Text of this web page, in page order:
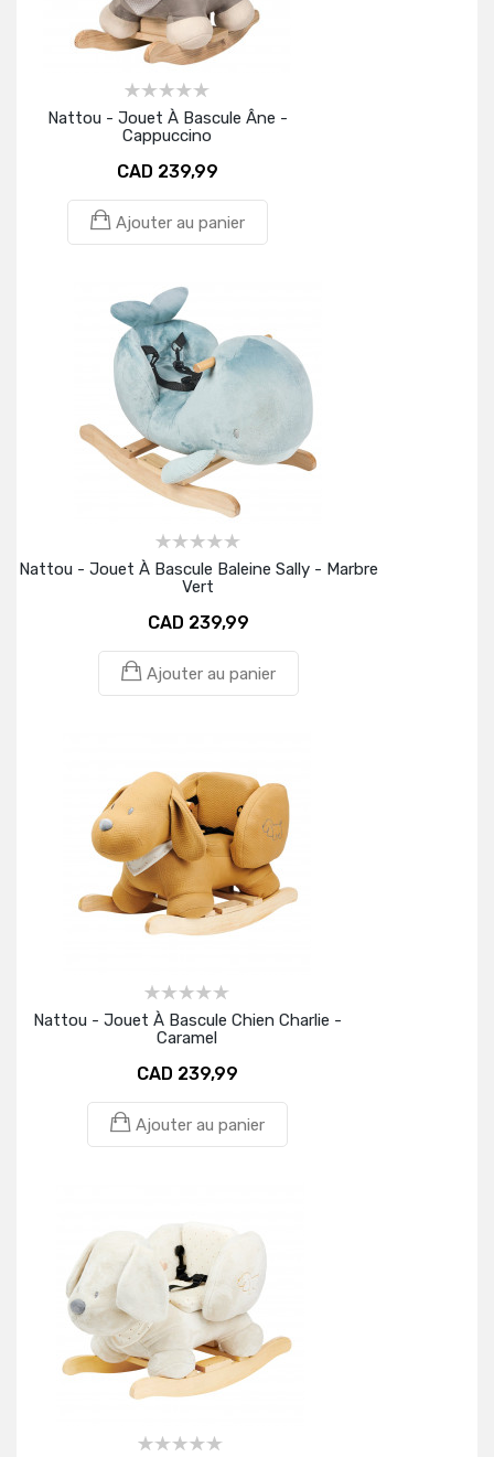
Nattou - Jouet À Bascule Âne -
Cappuccino
CAD 239,99
Ajouter au panier
Nattou - Jouet À Bascule Baleine Sally - Marbre
Vert
CAD 239,99
Ajouter au panier
Nattou - Jouet À Bascule Chien Charlie -
Caramel
CAD 239,99
Ajouter au panier